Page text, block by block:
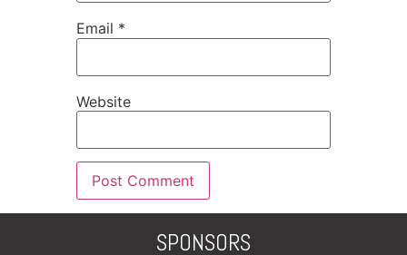
Email *
Website
SPONSORS